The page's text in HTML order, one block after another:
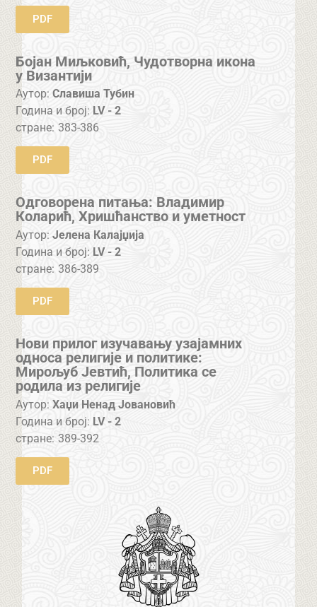
PDF
Бојан Миљковић, Чудотворна икона
у Византији
Аутор: Славиша Тубин
Година и број: LV - 2
стране: 383-386
PDF
Одговорена питања: Владимир
Коларић, Хришћанство и уметност
Аутор: Јелена Калајџија
Година и број: LV - 2
стране: 386-389
PDF
Нови прилог изучавању узајамних
односа религије и политике:
Мирољуб Јевтић, Политика се
родила из религије
Аутор: Хаџи Ненад Јовановић
Година и број: LV - 2
стране: 389-392
PDF